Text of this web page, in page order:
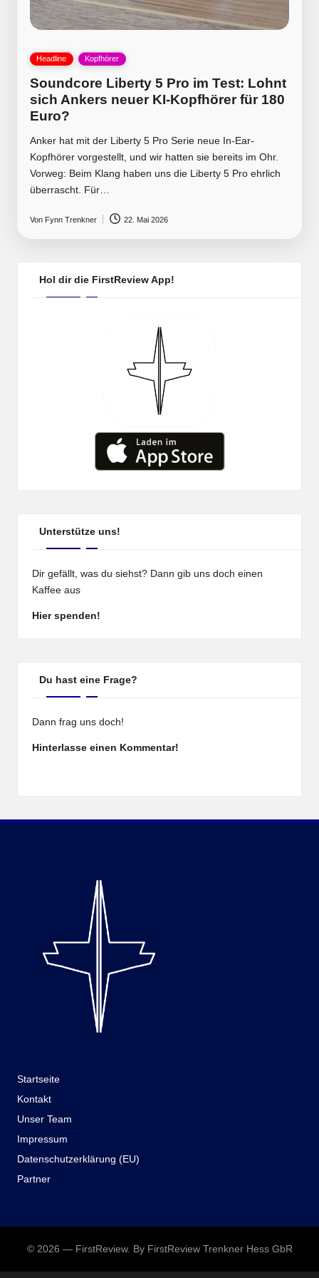
Posted
Headline Kopfhörer
Soundcore Liberty 5 Pro im Test: Lohnt
sich Ankers neuer KI-Kopfhörer für 180
Euro?
Anker hat mit der Liberty 5 Pro Serie neue In-Ear-
Kopfhörer vorgestellt, und wir hatten sie bereits im Ohr.
Vorweg: Beim Klang haben uns die Liberty 5 Pro ehrlich
überrascht. Für…
Posted
by
Von Fynn Trenkner 22. Mai 2026
Hol dir die FirstReview App!
Unterstütze uns!
Dir gefällt, was du siehst? Dann gib uns doch einen
Kaffee aus
Hier spenden!
Du hast eine Frage?
Dann frag uns doch!
Hinterlasse einen Kommentar!
Startseite
Kontakt
Unser Team
Impressum
Datenschutzerklärung (EU)
Partner
© 2026 — FirstReview. By FirstReview Trenkner Hess GbR